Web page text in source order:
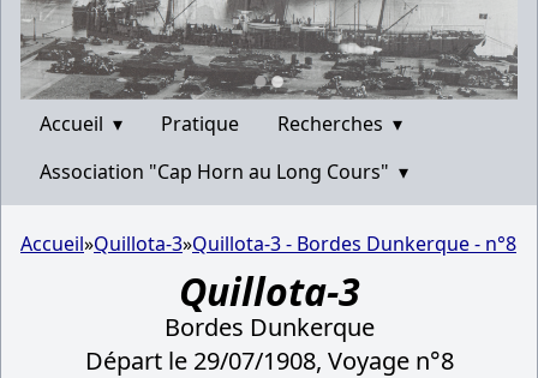
Accueil ▾ Pratique Recherches ▾
Association "Cap Horn au Long Cours" ▾
Accueil»Quillota-3»Quillota-3 - Bordes Dunkerque - n°8
Quillota-3
Bordes Dunkerque
Départ le 29/07/1908, Voyage n°8